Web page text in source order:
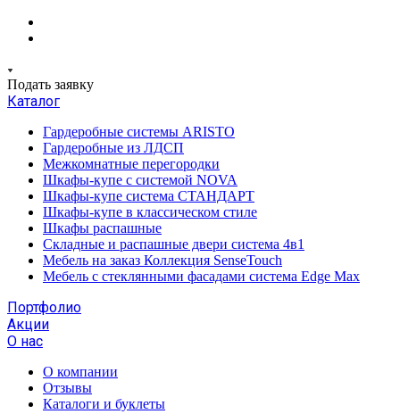
Подать заявку
Каталог
Гардеробные системы ARISTO
Гардеробные из ЛДСП
Межкомнатные перегородки
Шкафы-купе с системой NOVA
Шкафы-купе система СТАНДАРТ
Шкафы-купе в классическом стиле
Шкафы распашные
Складные и распашные двери система 4в1
Мебель на заказ Коллекция SenseTouch
Мебель с стеклянными фасадами система Edge Max
Портфолио
Акции
О нас
О компании
Отзывы
Каталоги и буклеты